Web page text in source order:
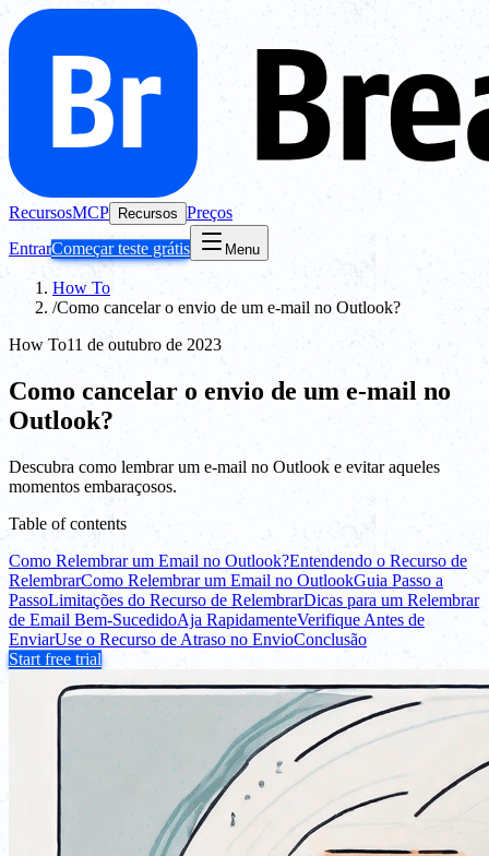
RecursosMCP Recursos Preços
EntrarComeçar teste grátis Menu
How To
/Como cancelar o envio de um e-mail no Outlook?
How To11 de outubro de 2023
Como cancelar o envio de um e-mail no
Outlook?
Descubra como lembrar um e-mail no Outlook e evitar aqueles
momentos embaraçosos.
Table of contents
Como Relembrar um Email no Outlook?Entendendo o Recurso de
RelembrarComo Relembrar um Email no OutlookGuia Passo a
PassoLimitações do Recurso de RelembrarDicas para um Relembrar
de Email Bem-SucedidoAja RapidamenteVerifique Antes de
EnviarUse o Recurso de Atraso no EnvioConclusão
Start free trial